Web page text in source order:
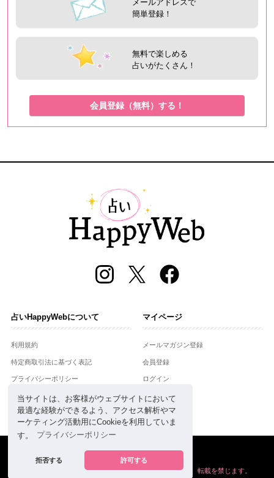
当サイトは、お客様がウェブサイトにおいて
最適な経験ができるよう、アクセス解析やマ
ーケティング活動用にCookieを利用していま
す。
プライバシーポリシー
拒否する 許可する
メールアドレスで
簡単登録！
無料で楽しめる
占いがたくさん！
会員登録（無料）する！
占いHappyWebについて
利用規約
特定商取引法に基づく表記
プライバシーポリシー
運営会社
お問合せ
マイページ
メールマガジン登録
会員登録
ログイン
powered by
掲載の情報や画像など、すべてのコンテンツの無断複写、転載を禁じます。